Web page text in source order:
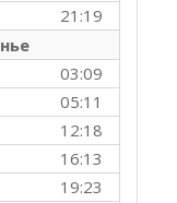
21:19
03:09
05:11
12:18
16:13
19:23